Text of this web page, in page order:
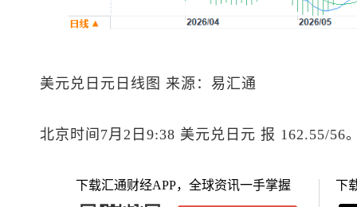
美元兑日元 日线图 来源：易汇通
北京时间7月2日9:38 美元兑日元 报 162.55/56
下载汇通财经APP，全球资讯一手掌握 下